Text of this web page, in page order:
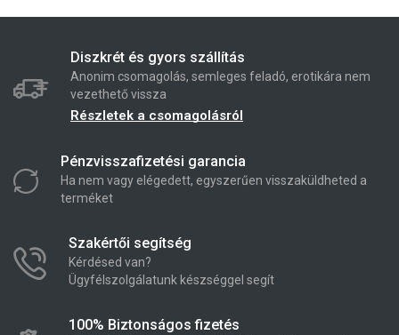
Diszkrét és gyors szállítás
Anonim csomagolás, semleges feladó, erotikára nem
vezethető vissza
Részletek a csomagolásról
Pénzvisszafizetési garancia
Ha nem vagy elégedett, egyszerűen visszaküldheted a
terméket
Szakértői segítség
Kérdésed van?
Ügyfélszolgálatunk készséggel segít
100% Biztonságos fizetés